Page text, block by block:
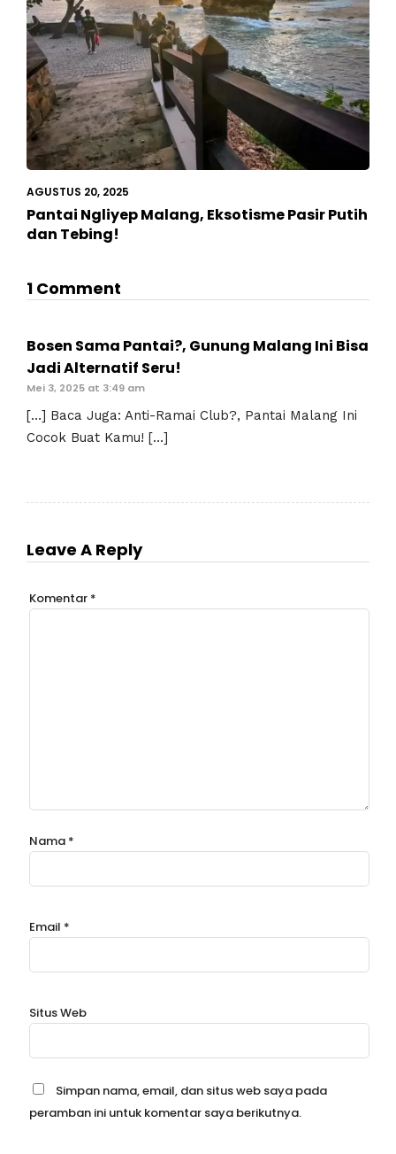
AGUSTUS 20, 2025
Pantai Ngliyep Malang, Eksotisme Pasir Putih
dan Tebing!
1 Comment
Bosen Sama Pantai?, Gunung Malang Ini Bisa
Jadi Alternatif Seru!
Mei 3, 2025 at 3:49 am
[…] Baca Juga: Anti-Ramai Club?, Pantai Malang Ini
Cocok Buat Kamu! […]
Leave A Reply
Komentar *
Nama *
Email *
Situs Web
Simpan nama, email, dan situs web saya pada
peramban ini untuk komentar saya berikutnya.